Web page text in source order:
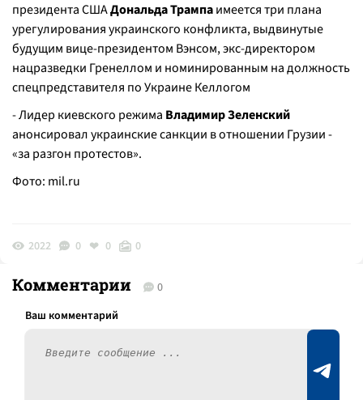
президента СШАДональда Трампаимеется три плана
урегулирования украинского конфликта, выдвинутые
будущим вице-президентом Вэнсом, экс-директором
нацразведки Гренеллом и номинированным на должность
спецпредставителя по Украине Келлогом
- Лидер киевского режима Владимир Зеленский
анонсировал украинские санкции в отношении Грузии -
«за разгон протестов».
Фото: mil.ru
2022 0 0 0
Комментарии 0